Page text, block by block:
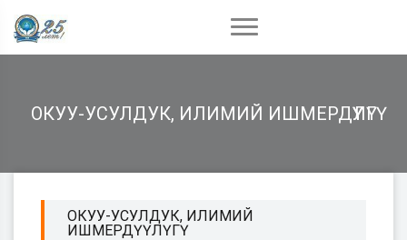
ОКУУ-УСУЛДУК, ИЛИМИЙ ИШМЕРДҮҮЛҮГҮ
ОКУУ-УСУЛДУК, ИЛИМИЙ
ИШМЕРДҮҮЛҮГҮ